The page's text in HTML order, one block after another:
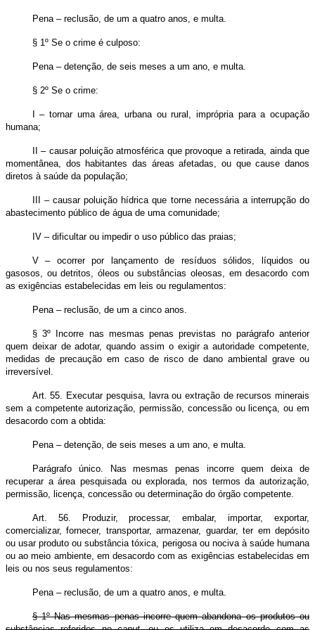
Pena – reclusão, de um a quatro anos, e multa.
§ 1º Se o crime é culposo:
Pena – detenção, de seis meses a um ano, e multa.
§ 2º Se o crime:
I – tornar uma área, urbana ou rural, imprópria para a ocupação
humana;
II – causar poluição atmosférica que provoque a retirada, ainda que
momentânea, dos habitantes das áreas afetadas, ou que cause danos
diretos à saúde da população;
III – causar poluição hídrica que torne necessária a interrupção do
abastecimento público de água de uma comunidade;
IV – dificultar ou impedir o uso público das praias;
V – ocorrer por lançamento de resíduos sólidos, líquidos ou
gasosos, ou detritos, óleos ou substâncias oleosas, em desacordo com
as exigências estabelecidas em leis ou regulamentos:
Pena – reclusão, de um a cinco anos.
§ 3º Incorre nas mesmas penas previstas no parágrafo anterior
quem deixar de adotar, quando assim o exigir a autoridade competente,
medidas de precaução em caso de risco de dano ambiental grave ou
irreversível.
Art. 55. Executar pesquisa, lavra ou extração de recursos minerais
sem a competente autorização, permissão, concessão ou licença, ou em
desacordo com a obtida:
Pena – detenção, de seis meses a um ano, e multa.
Parágrafo único. Nas mesmas penas incorre quem deixa de
recuperar a área pesquisada ou explorada, nos termos da autorização,
permissão, licença, concessão ou determinação do órgão competente.
Art. 56. Produzir, processar, embalar, importar, exportar,
comercializar, fornecer, transportar, armazenar, guardar, ter em depósito
ou usar produto ou substância tóxica, perigosa ou nociva à saúde humana
ou ao meio ambiente, em desacordo com as exigências estabelecidas em
leis ou nos seus regulamentos:
Pena – reclusão, de um a quatro anos, e multa.
§ 1º Nas mesmas penas incorre quem abandona os produtos ou